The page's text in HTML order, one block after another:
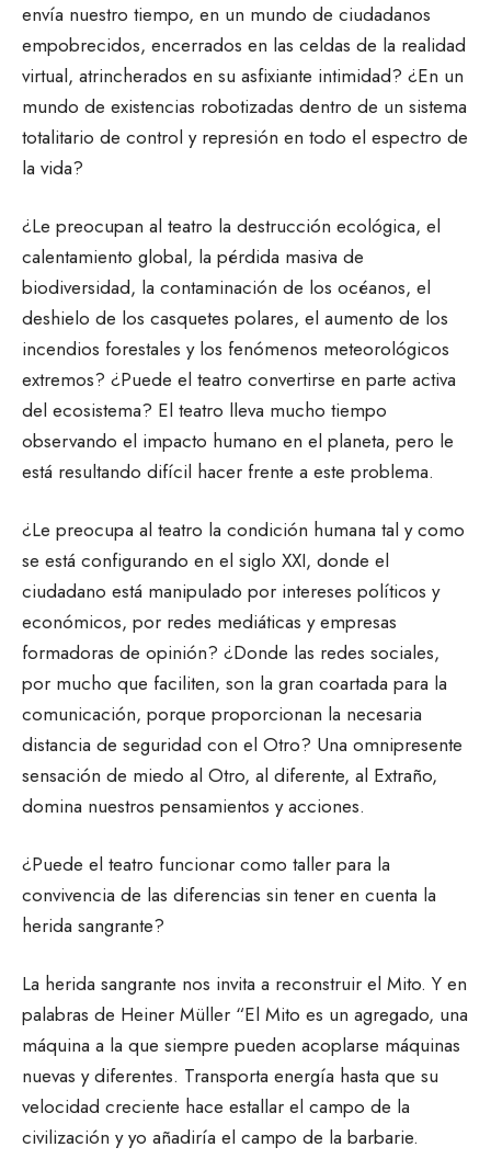
envía nuestro tiempo, en un mundo de ciudadanos
empobrecidos, encerrados en las celdas de la realidad
virtual, atrincherados en su asfixiante intimidad? ¿En un
mundo de existencias robotizadas dentro de un sistema
totalitario de control y represión en todo el espectro de
la vida?
¿Le preocupan al teatro la destrucción ecológica, el
calentamiento global, la pérdida masiva de
biodiversidad, la contaminación de los océanos, el
deshielo de los casquetes polares, el aumento de los
incendios forestales y los fenómenos meteorológicos
extremos? ¿Puede el teatro convertirse en parte activa
del ecosistema? El teatro lleva mucho tiempo
observando el impacto humano en el planeta, pero le
está resultando difícil hacer frente a este problema.
¿Le preocupa al teatro la condición humana tal y como
se está configurando en el siglo XXI, donde el
ciudadano está manipulado por intereses políticos y
económicos, por redes mediáticas y empresas
formadoras de opinión? ¿Donde las redes sociales,
por mucho que faciliten, son la gran coartada para la
comunicación, porque proporcionan la necesaria
distancia de seguridad con el Otro? Una omnipresente
sensación de miedo al Otro, al diferente, al Extraño,
domina nuestros pensamientos y acciones.
¿Puede el teatro funcionar como taller para la
convivencia de las diferencias sin tener en cuenta la
herida sangrante?
La herida sangrante nos invita a reconstruir el Mito. Y en
palabras de Heiner Müller “El Mito es un agregado, una
máquina a la que siempre pueden acoplarse máquinas
nuevas y diferentes. Transporta energía hasta que su
velocidad creciente hace estallar el campo de la
civilización y yo añadiría el campo de la barbarie.